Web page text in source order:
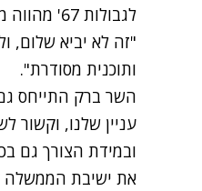
לגבולות
"זה לא יביא שלום,
ותוכנית מסודרת".
עניין שלנו, וקשור
ובמידת הצורך גם
את ישיבת הממשלה